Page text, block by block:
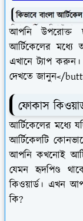
আপনি উপরোক্ত
আর্টিকেলের
এখানে ট্যাপ
দেখতে জানুন</
ফোকাস
আর্টিকেলের মধ্যে
আর্টিকেলটি
আপনি কখনোই
যেমন হৃদপিণ্ড
কিওয়ার্ড। এখন
কি?